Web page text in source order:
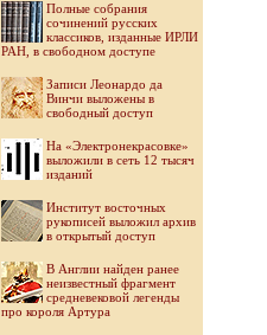
Полные собрания
сочинений русских
классиков, изданные ИРЛИ
РАН, в свободном доступе
Записи Леонардо да
Винчи выложены в
свободный доступ
На «Электронекрасовке»
выложили в сеть 12 тысяч
изданий
Институт восточных
рукописей выложил архив
в открытый доступ
В Англии найден ранее
неизвестный фрагмент
средневековой легенды
про короля Артура